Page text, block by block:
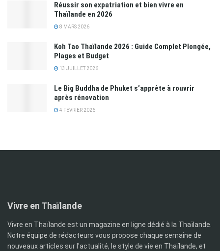
Réussir son expatriation et bien vivre en
Thaïlande en 2026
8 MARS 2026
Koh Tao Thaïlande 2026 : Guide Complet Plongée,
Plages et Budget
13 JUILLET 2026
Le Big Buddha de Phuket s’apprête à rouvrir
après rénovation
4 FÉVRIER 2026
Vivre en Thaïlande
Vivre en Thaïlande est un magazine en ligne dédié à la Thaïlande.
Notre équipe de rédacteurs vous propose chaque semaine de
nouveaux articles sur l'actualité, le style de vie en Thaïlande, et